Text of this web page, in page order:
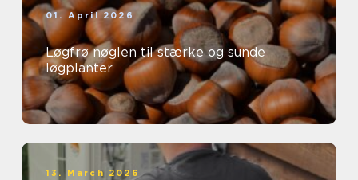
01. April 2026
Løgfrø nøglen til stærke og sunde
løgplanter
13. March 2026